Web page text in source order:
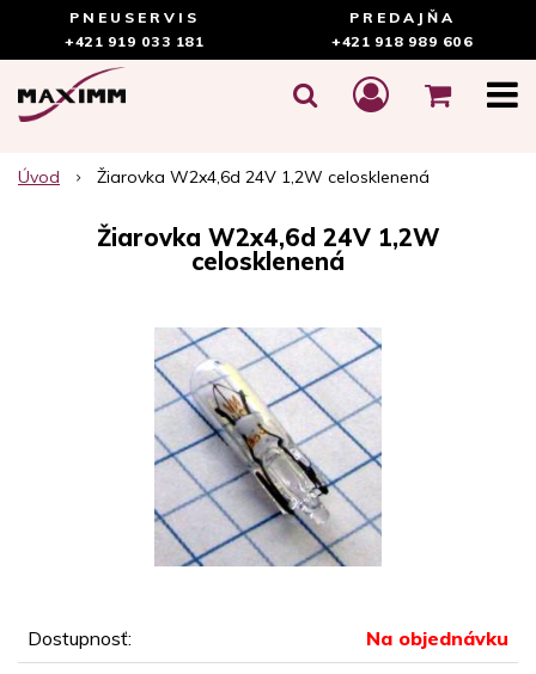
PNEUSERVIS
+421 919 033 181
PREDAJŇA
+421 918 989 606
Úvod Žiarovka W2x4,6d 24V 1,2W celosklenená
Žiarovka W2x4,6d 24V 1,2W
celosklenená
Dostupnosť: Na objednávku